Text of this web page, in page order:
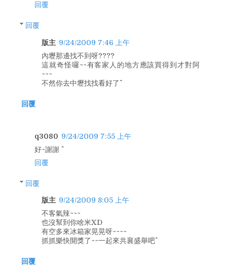
回覆
回覆
版主 9/24/2009 7:46 上午
內壢那邊找不到呀????
這就奇怪囉~~有客家人的地方應該買得到才對阿
~~~
不然你去中壢找找看好了^^
回覆
q3080 9/24/2009 7:55 上午
好~謝謝 ^^
回覆
回覆
版主 9/24/2009 8:05 上午
不客氣辣~~~
也沒幫到你啥米XD
有空多來冰箱家晃晃呀~~~~
抓抓樂快開獎了~~一起來共襄盛舉吧^^
回覆